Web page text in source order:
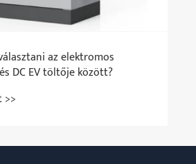
az elektromos
DC EV töltője között?